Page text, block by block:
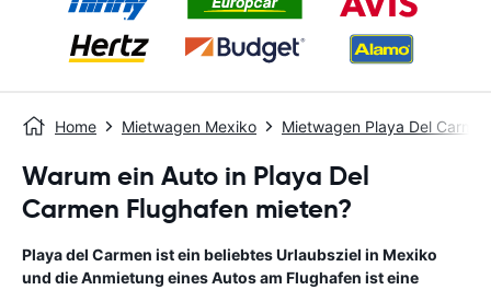
Home Mietwagen Mexiko Mietwagen Playa Del Carmen
Warum ein Auto in Playa Del
Carmen Flughafen mieten?
Playa del Carmen ist ein beliebtes Urlaubsziel in Mexiko
und die Anmietung eines Autos am Flughafen ist eine